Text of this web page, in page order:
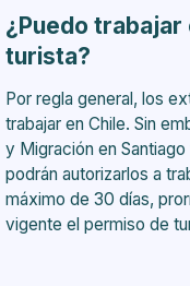
¿Puedo trabajar
turista?
Por regla general, los
trabajar en Chile. Sin
y Migración en
podrán autorizarlos a
máximo de 30 días,
vigente el permiso de